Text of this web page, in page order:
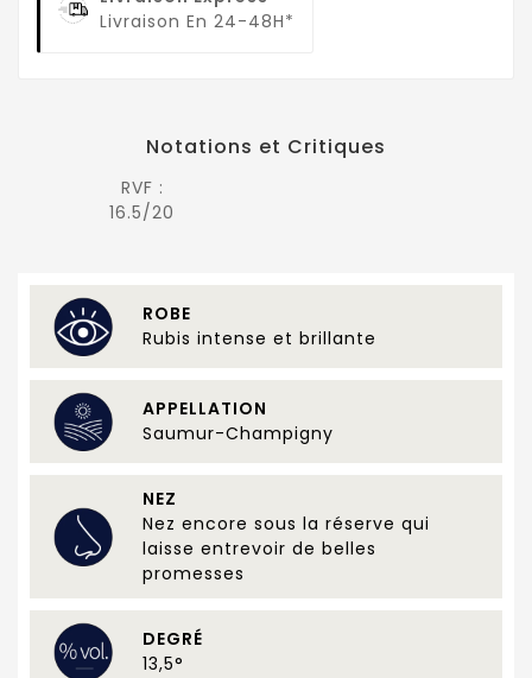
Livraison En 24-48H*
Notations et Critiques
RVF :
16.5/20
ROBE
Rubis intense et brillante
APPELLATION
Saumur-Champigny
NEZ
Nez encore sous la réserve qui
laisse entrevoir de belles
promesses
DEGRÉ
13,5°